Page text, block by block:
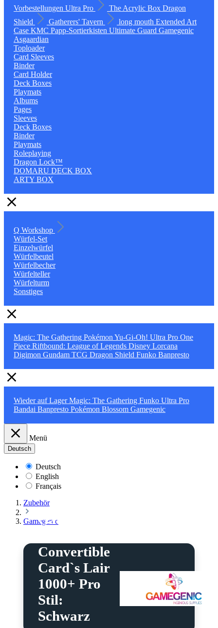
Vorbestellungen Ultra Pro The Acrylic Box Dragon
Shield
Gatherers' Tavern long mouth Extended Art
Case KMC Papp-Sortierkisten Ultimate Guard Gamegenic
Asgaardian
Toploader
Card Sleeves
Binder
Card Holder
Deck Boxes
Playmats
Albums
Pages
Sleeves
Deck Boxes
Binder
Playmats
Roleplaying
Dragon Lock™
DOMARU DECK BOX
ARTY BOX
Q Workshop
Würfel-Set
Einzelwürfel
Würfelbeutel
Würfelbecher
Würfelteller
Würfelturm
Sonstiges
Magic: The Gathering Pokémon Yu-Gi-Oh! Ultra Pro One
Piece Riftbound: League of Legends Disney Lorcana
Digimon Gundam TCG Dragon Shield Funko Banpresto
Wieder auf LagerMagic: The Gathering Funko Ultra Pro
Bandai Banpresto Pokémon Blossom Gamegenic
Menü
Deutsch
Deutsch
English
Français
Zubehör
Gamegenic
Gamegenic
Convertible
Card`s Lair
1000+ Pro
Stil:
Schwarz